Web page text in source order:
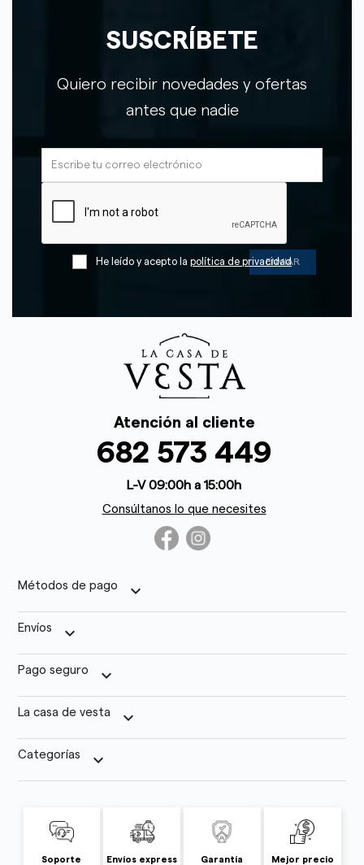
SUSCRÍBETE
Quiero recibir novedades y ofertas
antes que nadie
He leído y acepto la política de privacidad
Atención al cliente
682 573 449
L-V 09:00h a 15:00h
Consúltanos lo que necesites
Métodos de pago keyboard_arrow_down
Envíos keyboard_arrow_down
Pago seguro keyboard_arrow_down
La casa de vesta keyboard_arrow_down
Categorías keyboard_arrow_down
Soporte Envíos express Garantía Mejor precio